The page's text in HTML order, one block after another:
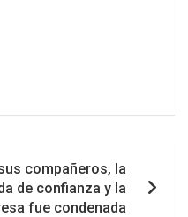
compañeros, la
de confianza y la
fue condenada